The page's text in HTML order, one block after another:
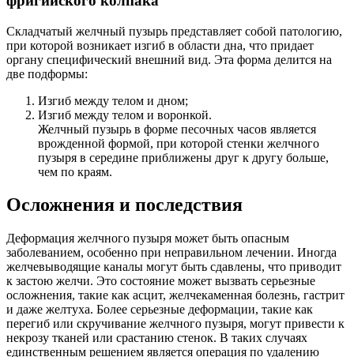
Складчатый желчный пузырь представляет собой патологию,
при которой возникает изгиб в области дна, что придает
органу специфический внешний вид. Эта форма делится на
две подформы:
Изгиб между телом и дном;
Изгиб между телом и воронкой.
Желчный пузырь в форме песочных часов является
врожденной формой, при которой стенки желчного
пузыря в середине приближены друг к другу больше,
чем по краям.
Осложнения и последствия
Деформация желчного пузыря может быть опасным
заболеванием, особенно при неправильном лечении. Иногда
желчевыводящие каналы могут быть сдавлены, что приводит
к застою желчи. Это состояние может вызвать серьезные
осложнения, такие как асцит, желчекаменная болезнь, гастрит
и даже желтуха. Более серьезные деформации, такие как
перегиб или скручивание желчного пузыря, могут привести к
некрозу тканей или срастанию стенок. В таких случаях
единственным решением является операция по удалению